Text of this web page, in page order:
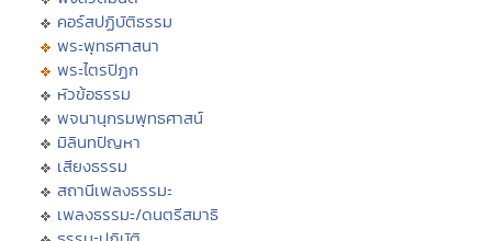
คอร์สปฏิบัติธรรม
พระพุทธศาสนา
พระไตรปิฏก
หัวข้อธรรม
พจนานุกรมพุทธศาสน์
มิลินทปัญหา
เสียงธรรม
สถานีเพลงธรรมะ
เพลงธรรมะ/ดนตรีสมาธิ